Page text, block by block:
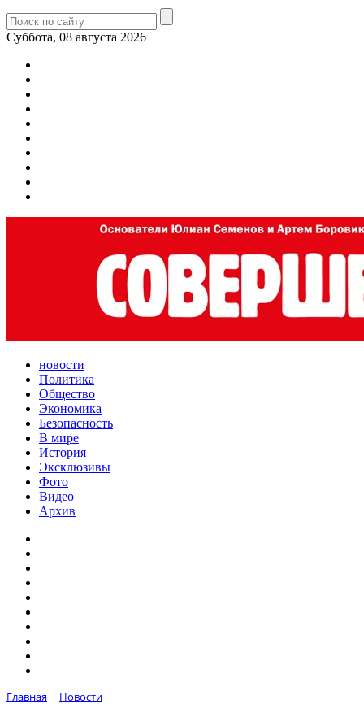
Суббота, 08 августа 2026
новости
Политика
Общество
Экономика
Безопасность
В мире
История
Эксклюзивы
Фото
Видео
Архив
Главная
Новости